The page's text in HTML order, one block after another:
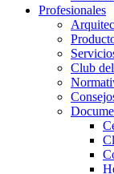
Profesionales
Club